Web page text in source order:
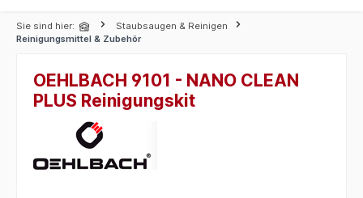
Sie sind hier:
Staubsaugen & Reinigen
Reinigungsmittel & Zubehör
OEHLBACH 9101 - NANO CLEAN
PLUS Reinigungskit